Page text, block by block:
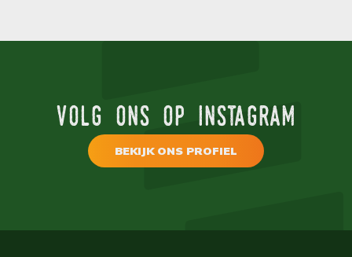
volg ons op instagram
BEKIJK ONS PROFIEL